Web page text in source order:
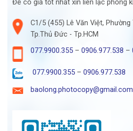
Để có giá tốt nhất xin liên lạc phòng
C1/5 (455) Lê Văn Việt, Phường
Tp.Thủ Đức - Tp.HCM
077.9900.355– 0906.977.538 –
077.9900.355– 0906.977.538
baolong.photocopy@gmail.com